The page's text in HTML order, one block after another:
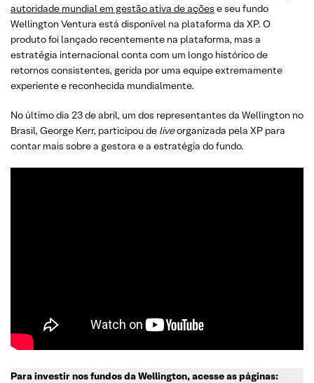
autoridade mundial em gestão ativa de ações e seu fundo
Wellington Ventura está disponível na plataforma da XP. O
produto foi lançado recentemente na plataforma, mas a
estratégia internacional conta com um longo histórico de
retornos consistentes, gerida por uma equipe extremamente
experiente e reconhecida mundialmente.
No último dia 23 de abril, um dos representantes da Wellington no
Brasil, George Kerr, participou de liveorganizada pela XP para
contar mais sobre a gestora e a estratégia do fundo.
Para investir nos fundos da Wellington, acesse as páginas: